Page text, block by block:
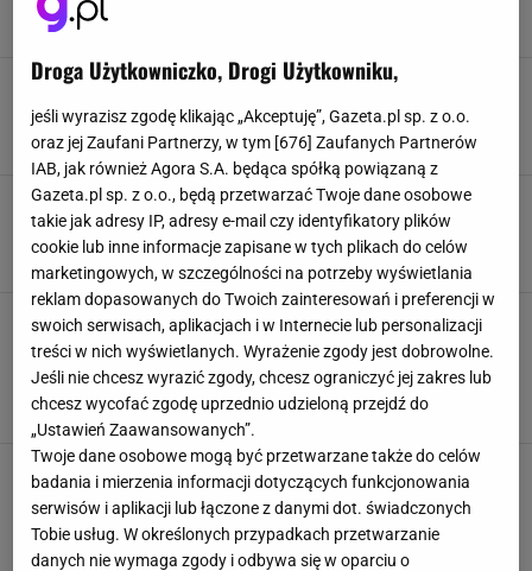
Kolejne pieniądze od MOPS-u. Polacy mogą
dostać nawet kilkaset złotych
DODATKI MOPS NIEPEŁNOSPRAWNI PIENIĄDZE
215 zł za nadciśnienie. To schorzenie dotyczy
ponad 11 mln Polaków
NADCIŚNIENIE NIEPEŁNOSPRAWNI PIENIĄDZE ZASIŁEK
Te osoby mogą dostać nawet 130 tys. zł na
działalność gospodarczą. Kluczowe są dwa
warunki
DOFINANSOWANIE
DZIAŁALNOŚĆ GOSPODARCZA
NIEPEŁNOSPRAWNI PFRON
Takie wsparcie przysługuje rodzicom dzieci z
niepełnosprawnościami. To świadczenia,
zasiłki oraz ulgi
DZIECI NIEPEŁNOSPRAWNI PFRON PIENIĄDZE
Droga Użytkowniczko, Drogi Użytkowniku,
jeśli wyrazisz zgodę klikając „Akceptuję”, Gazeta.pl sp. z o.o.
oraz jej Zaufani Partnerzy, w tym [676] Zaufanych Partnerów
IAB, jak również Agora S.A. będąca spółką powiązaną z
Gazeta.pl sp. z o.o., będą przetwarzać Twoje dane osobowe
takie jak adresy IP, adresy e-mail czy identyfikatory plików
cookie lub inne informacje zapisane w tych plikach do celów
marketingowych, w szczególności na potrzeby wyświetlania
reklam dopasowanych do Twoich zainteresowań i preferencji w
swoich serwisach, aplikacjach i w Internecie lub personalizacji
treści w nich wyświetlanych. Wyrażenie zgody jest dobrowolne.
Jeśli nie chcesz wyrazić zgody, chcesz ograniczyć jej zakres lub
chcesz wycofać zgodę uprzednio udzieloną przejdź do
„Ustawień Zaawansowanych”.
Twoje dane osobowe mogą być przetwarzane także do celów
badania i mierzenia informacji dotyczących funkcjonowania
serwisów i aplikacji lub łączone z danymi dot. świadczonych
Tobie usług. W określonych przypadkach przetwarzanie
danych nie wymaga zgody i odbywa się w oparciu o